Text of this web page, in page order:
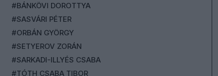
#BÁNKÖVI DOROTTYA
#SASVÁRI PÉTER
#ORBÁN GYÖRGY
#SETYEROV ZORÁN
#SARKADI-ILLYÉS CSABA
#TÓTH CSABA TIBOR